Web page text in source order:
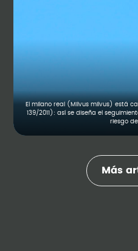
El milano real (Milvus milvus) está
139/2011): así se diseña el
riesgo
Más